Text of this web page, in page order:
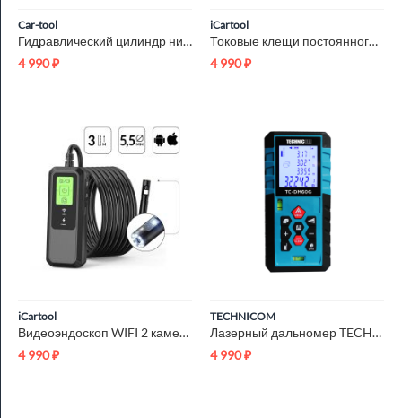
Car-tool
Гидравлический цилиндр низкий 10т. Car-Tool CT-T1011
4 990₽
iCartool
Токовые клещи постоянного/переменного тока 600A c режимом сма...
4 990₽
iCartool
Видеоэндоскоп WIFI 2 камеры, 3.5Мп, 2560x1440, 3м, 5.5 мм зон...
4 990₽
TECHNICOM
Лазерный дальномер TECHNICOM TC-DM60G
4 990₽